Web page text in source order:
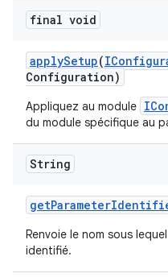
final void
applySetup(
Configuration)
Appliquez au module
du module spécifique au
String
getParameter
Renvoie le nom sous
identifié.